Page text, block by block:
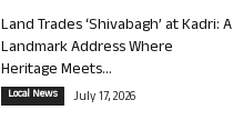
Land Trades ‘Shivabagh’ at Kadri: A
Landmark Address Where
Heritage Meets...
Local News July 17, 2026